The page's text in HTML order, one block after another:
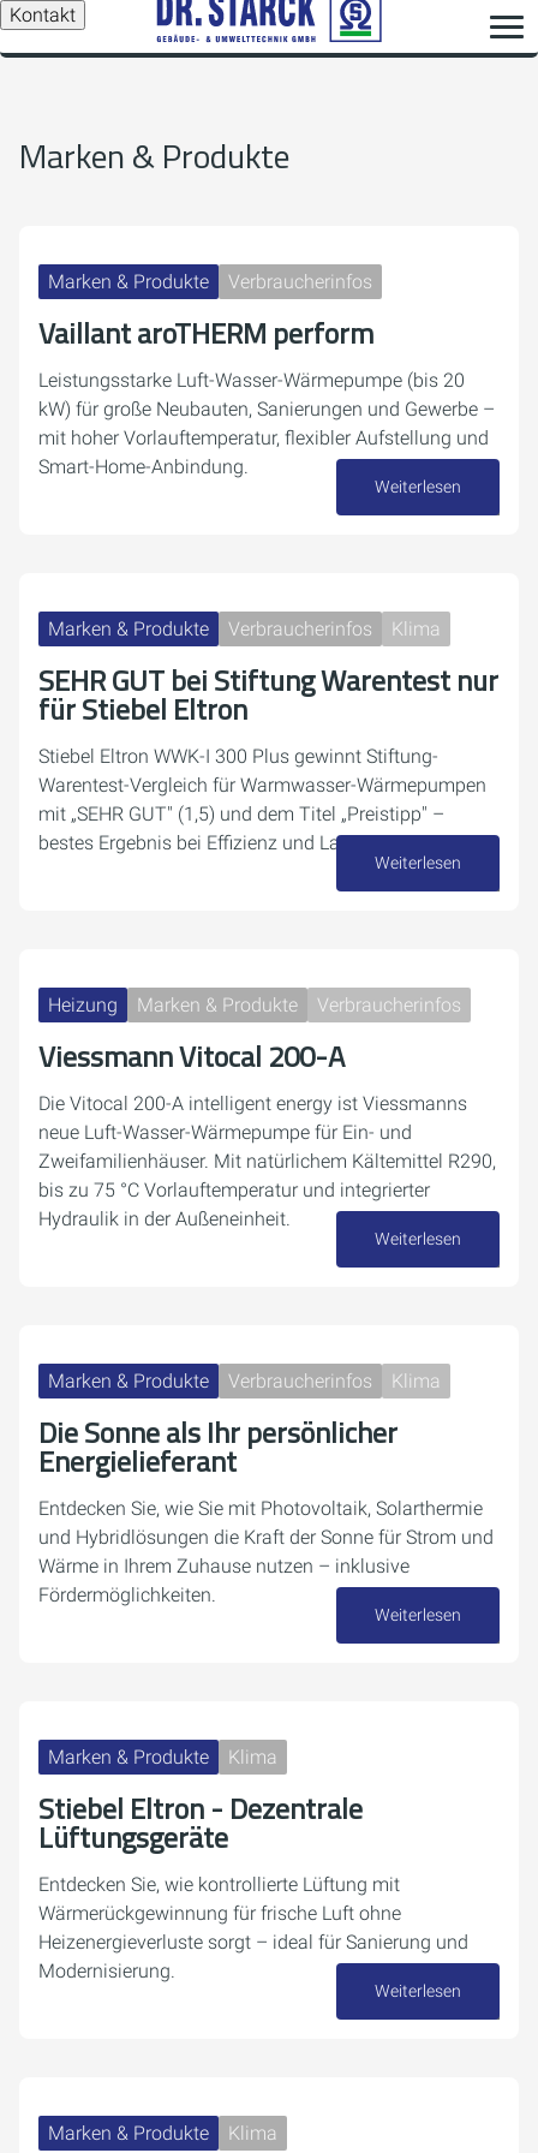
Kontakt
Marken & Produkte
Marken & Produkte Verbraucherinfos
Vaillant aroTHERM perform
Leistungsstarke Luft-Wasser-Wärmepumpe (bis 20
kW) für große Neubauten, Sanierungen und Gewerbe –
mit hoher Vorlauftemperatur, flexibler Aufstellung und
Smart-Home-Anbindung.
Weiterlesen
Marken & Produkte Verbraucherinfos Klima
SEHR GUT bei Stiftung Warentest nur
für Stiebel Eltron
Stiebel Eltron WWK-I 300 Plus gewinnt Stiftung-
Warentest-Vergleich für Warmwasser-Wärmepumpen
mit „SEHR GUT" (1,5) und dem Titel „Preistipp" –
bestes Ergebnis bei Effizienz und Lautstärke.
Weiterlesen
Heizung Marken & Produkte Verbraucherinfos
Viessmann Vitocal 200-A
Die Vitocal 200-A intelligent energy ist Viessmanns
neue Luft-Wasser-Wärmepumpe für Ein- und
Zweifamilienhäuser. Mit natürlichem Kältemittel R290,
bis zu 75 °C Vorlauftemperatur und integrierter
Hydraulik in der Außeneinheit.
Weiterlesen
Marken & Produkte Verbraucherinfos Klima
Die Sonne als Ihr persönlicher
Energielieferant
Entdecken Sie, wie Sie mit Photovoltaik, Solarthermie
und Hybridlösungen die Kraft der Sonne für Strom und
Wärme in Ihrem Zuhause nutzen – inklusive
Fördermöglichkeiten.
Weiterlesen
Marken & Produkte Klima
Stiebel Eltron - Dezentrale
Lüftungsgeräte
Entdecken Sie, wie kontrollierte Lüftung mit
Wärmerückgewinnung für frische Luft ohne
Heizenergieverluste sorgt – ideal für Sanierung und
Modernisierung.
Weiterlesen
Marken & Produkte Klima